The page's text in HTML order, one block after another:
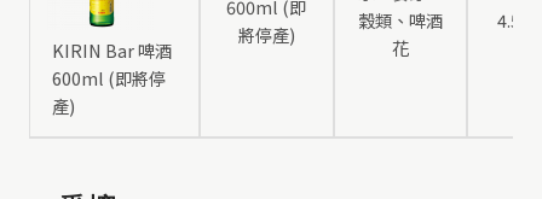
KIRIN Bar 啤酒
600ml (即將停
產)
600ml (即
將停產)
穀類、啤酒
花
4.5